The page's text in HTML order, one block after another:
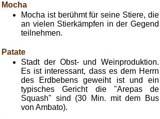
Mocha
Mocha ist berühmt für seine Stiere, die
an vielen Stierkämpfen in der Gegend
teilnehmen.
Patate
Stadt der Obst- und Weinproduktion.
Es ist interessant, dass es dem Herrn
des Erdbebens geweiht ist und ein
typisches Gericht die "Arepas de
Squash" sind (30 Min. mit dem Bus
von Ambato).